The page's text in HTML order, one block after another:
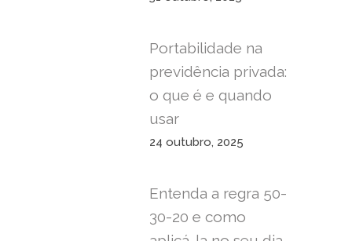
Portabilidade na
previdência privada:
o que é e quando
usar
24 outubro, 2025
Entenda a regra 50-
30-20 e como